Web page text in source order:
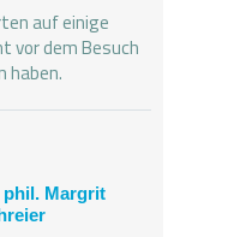
auf einige
vor dem Besuch
haben.
phil. Margrit